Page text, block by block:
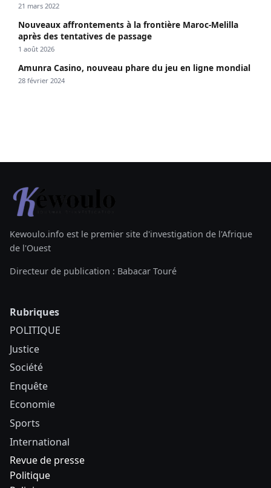
21 mars 2022
Nouveaux affrontements à la frontière Maroc-Melilla
après des tentatives de passage
1 août 2026
Amunra Casino, nouveau phare du jeu en ligne mondial
28 février 2024
Kewoulo.info est le premier site d'investigation de l'Afrique
de l'Ouest
Directeur de publication : Babacar Touré
Rubriques
POLITIQUE
Justice
Société
Enquête
Economie
Sports
International
Revue de presse
Politique